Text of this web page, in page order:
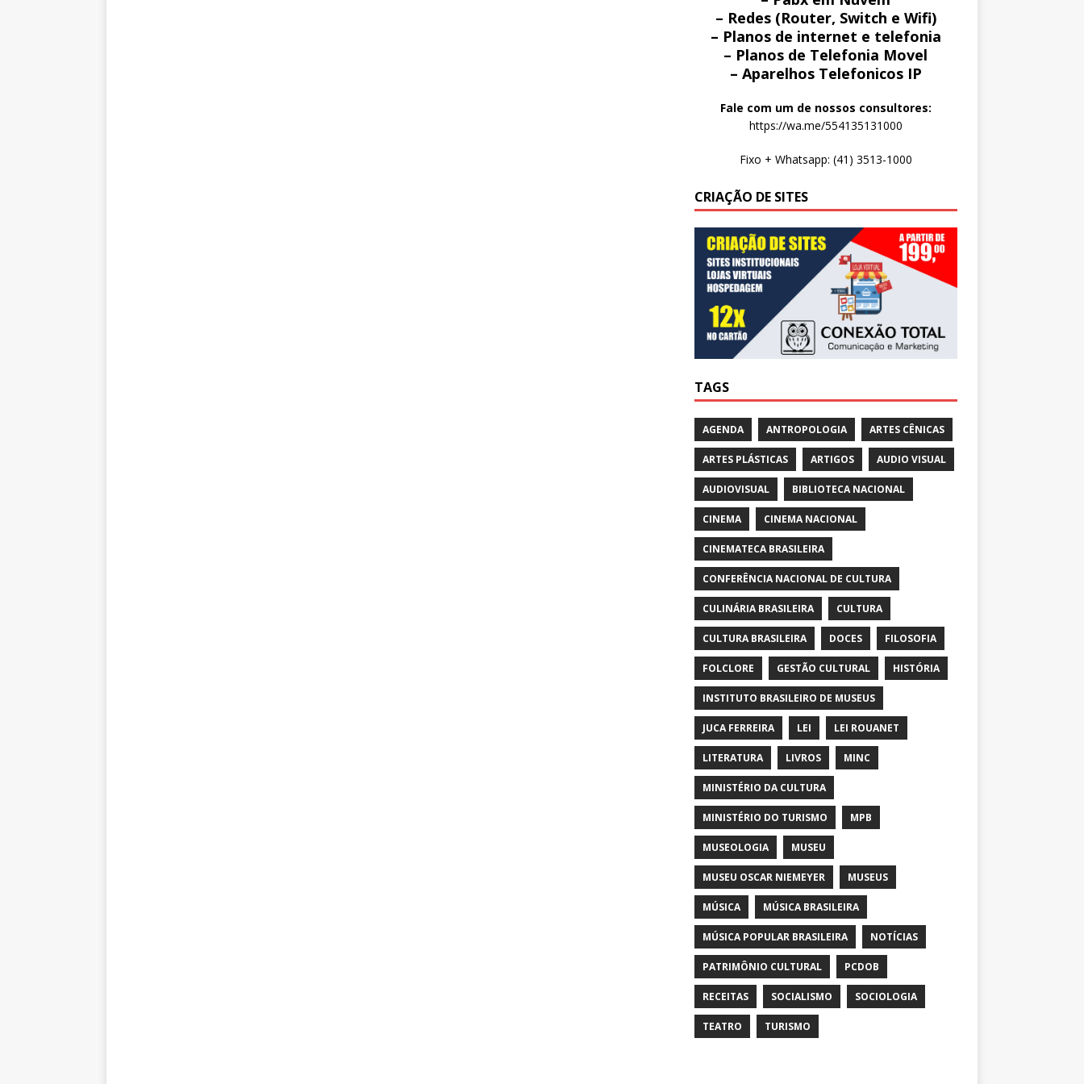
– Redes (Router, Switch e Wifi)
– Planos de internet e telefonia
– Planos de Telefonia Movel
– Aparelhos Telefonicos IP
Fale com um de nossos consultores:
https://wa.me/554135131000
Fixo + Whatsapp: (41) 3513-1000
CRIAÇÃO DE SITES
TAGS
AGENDA ANTROPOLOGIA ARTES CÊNICAS
ARTES PLÁSTICAS ARTIGOS AUDIO VISUAL
AUDIOVISUAL BIBLIOTECA NACIONAL
CINEMA CINEMA NACIONAL
CINEMATECA BRASILEIRA
CONFERÊNCIA NACIONAL DE CULTURA
CULINÁRIA BRASILEIRA CULTURA
CULTURA BRASILEIRA DOCES FILOSOFIA
FOLCLORE GESTÃO CULTURAL HISTÓRIA
INSTITUTO BRASILEIRO DE MUSEUS
JUCA FERREIRA LEI LEI ROUANET
LITERATURA LIVROS MINC
MINISTÉRIO DA CULTURA
MINISTÉRIO DO TURISMO MPB
MUSEOLOGIA MUSEU
MUSEU OSCAR NIEMEYER MUSEUS
MÚSICA MÚSICA BRASILEIRA
MÚSICA POPULAR BRASILEIRA NOTÍCIAS
PATRIMÔNIO CULTURAL PCDOB
RECEITAS SOCIALISMO SOCIOLOGIA
TEATRO TURISMO